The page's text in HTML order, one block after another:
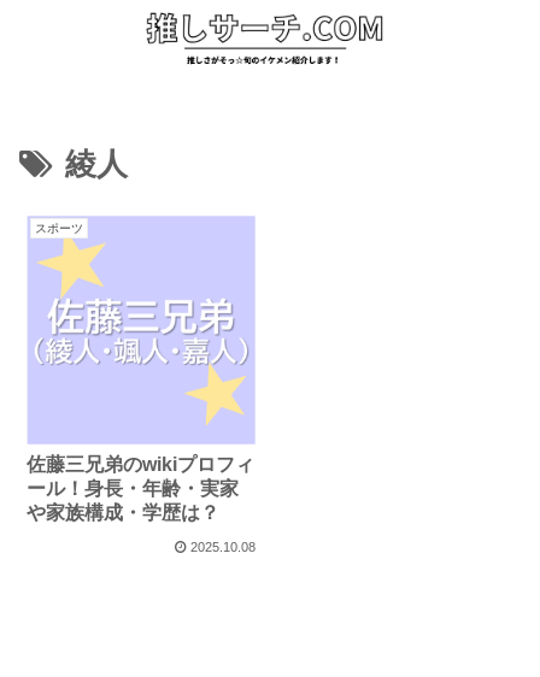
綾人
スポーツ
佐藤三兄弟のwikiプロフィ
ール！身長・年齢・実家
や家族構成・学歴は？
2025.10.08